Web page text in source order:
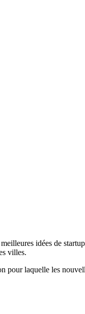
idées de
villes.
pour laquelle les